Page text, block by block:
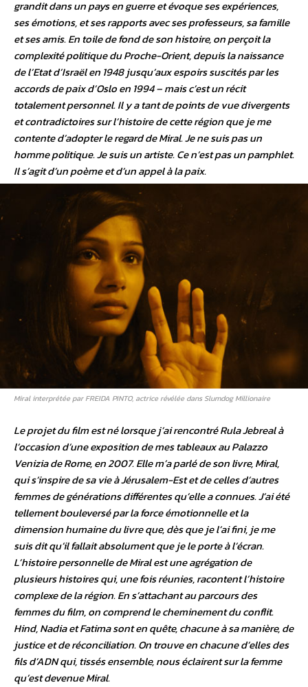
grandit dans un pays en guerre et évoque ses expériences,
ses émotions, et ses rapports avec ses professeurs, sa famille
et ses amis. En toile de fond de son histoire, on perçoit la
complexité politique du Proche-Orient, depuis la naissance
de l’Etat d’Israël en 1948 jusqu’aux espoirs suscités par les
accords de paix d’Oslo en 1994 – mais c’est un récit
totalement personnel. Il y a tant de points de vue divergents
et contradictoires sur l’histoire de cette région que je me
contente d’adopter le regard de Miral. Je ne suis pas un
homme politique. Je suis un artiste. Ce n’est pas un pamphlet.
Il s’agit d’un poème et d’un appel à la paix.
Miral interprétée par FREIDA PINTO, actrice révélée dans Slumdog Millionaire
Le projet du film est né lorsque j’ai rencontré Rula Jebreal à
l’occasion d’une exposition de mes tableaux au Palazzo
Venizia de Rome, en 2007. Elle m’a parlé de son livre, Miral,
qui s’inspire de sa vie à Jérusalem-Est et de celles d’autres
femmes de générations différentes qu’elle a connues. J’ai été
tellement bouleversé par la force émotionnelle et la
dimension humaine du livre que, dès que je l’ai fini, je me
suis dit qu’il fallait absolument que je le porte à l’écran.
L’histoire personnelle de Miral est une agrégation de
plusieurs histoires qui, une fois réunies, racontent l’histoire
complexe de la région. En s’attachant au parcours des
femmes du film, on comprend le cheminement du conflit.
Hind, Nadia et Fatima sont en quête, chacune à sa manière, de
justice et de réconciliation. On trouve en chacune d’elles des
fils d’ADN qui, tissés ensemble, nous éclairent sur la femme
qu’est devenue Miral.